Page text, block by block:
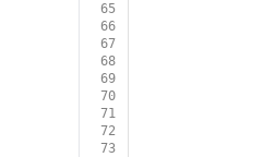
65
66
67
68
69
70
71
72
73